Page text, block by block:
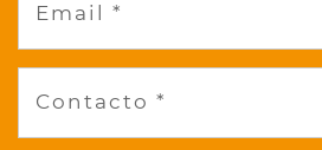
Email *
Contacto *